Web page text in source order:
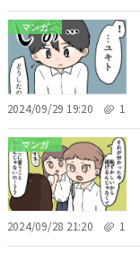
マンガ
2024/09/29 19:20 1
マンガ
2024/09/28 21:20 1